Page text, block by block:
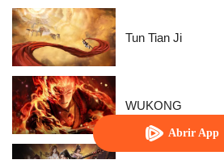
Abrir App
Tun Tian Ji
WUKONG